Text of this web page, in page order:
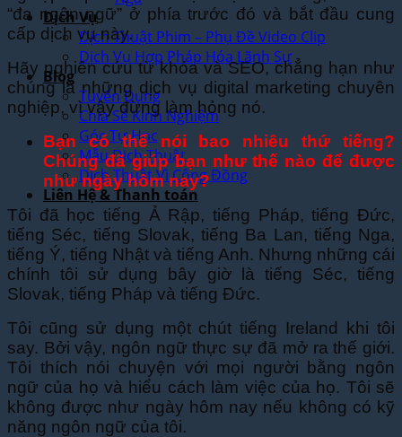
Dịch Vụ
Dịch Thuật Phim – Phụ Đề Video Clip
Dịch Vụ Hợp Pháp Hóa Lãnh Sự
Blog
Tuyển Dụng
Chia Sẻ Kinh Nghiệm
Góc Tự Học
Mẫu Dịch Thuật
Dịch Thuật Vì Cộng Đồng
Liên Hệ & Thanh toán
“đa ngôn ngữ” ở phía trước đó và bắt đầu cung
cấp dịch vụ này.
Hãy nghiên cứu từ khóa và SEO, chẳng hạn như
chúng là những dịch vụ digital marketing chuyên
nghiệp, vì vậy đừng làm hỏng nó.
Bạn có thể nói bao nhiêu thứ tiếng?
Chúng đã giúp bạn như thế nào để được
như ngày hôm nay?
Tôi đã học tiếng Ả Rập, tiếng Pháp, tiếng Đức,
tiếng Séc, tiếng Slovak, tiếng Ba Lan, tiếng Nga,
tiếng Ý, tiếng Nhật và tiếng Anh. Nhưng những cái
chính tôi sử dụng bây giờ là tiếng Séc, tiếng
Slovak, tiếng Pháp và tiếng Đức.
Tôi cũng sử dụng một chút tiếng Ireland khi tôi
say. Bởi vậy, ngôn ngữ thực sự đã mở ra thế giới.
Tôi thích nói chuyện với mọi người bằng ngôn
ngữ của họ và hiểu cách làm việc của họ. Tôi sẽ
không được như ngày hôm nay nếu không có kỹ
năng ngôn ngữ của tôi.